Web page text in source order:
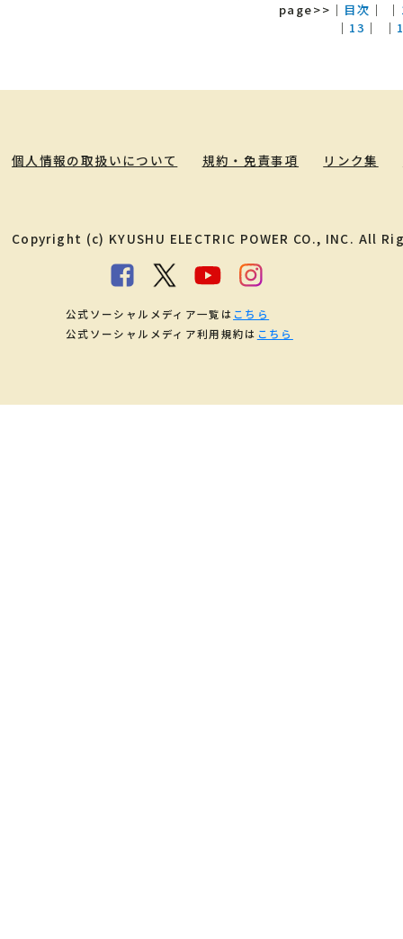
page>> ｜ 目次 ｜ ｜
｜ 13 ｜ ｜
個人情報の取扱いについて 規約・免責事項 リンク集
Copyright (c) KYUSHU ELECTRIC POWER CO., INC. All
公式ソーシャルメディア一覧は こちら
公式ソーシャルメディア利用規約は こちら